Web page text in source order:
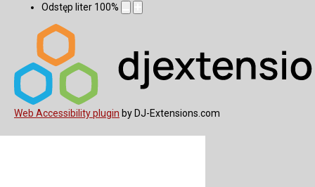
Odstęp liter 100%
Web Accessibility plugin by DJ-Extensions.com